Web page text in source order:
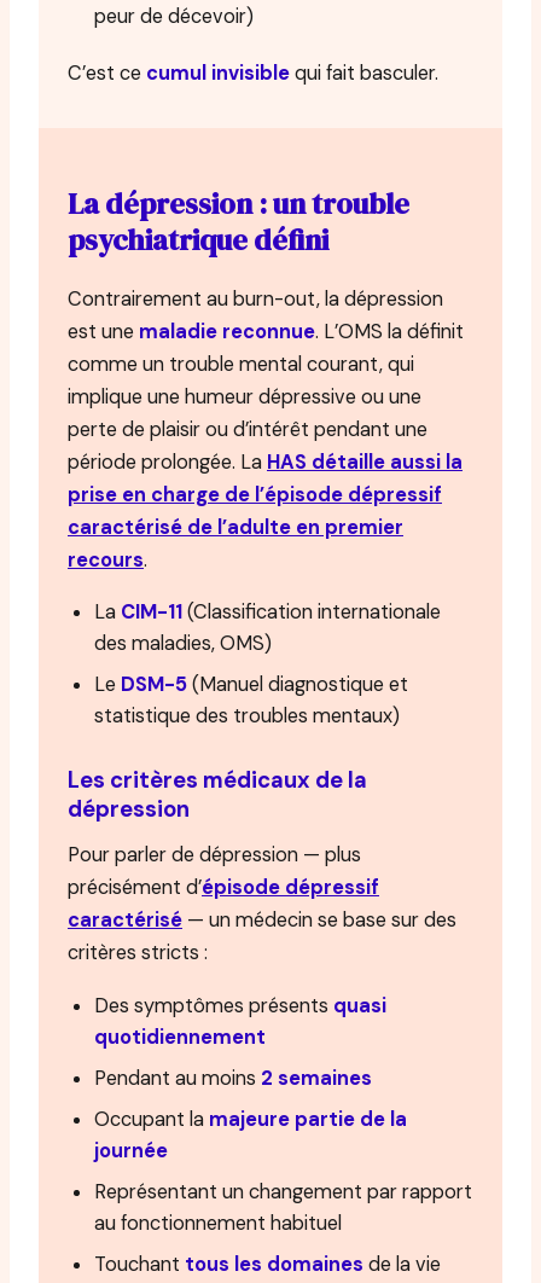
peur de décevoir)
C’est ce cumul invisiblequi fait basculer.
La dépression : un trouble
psychiatrique défini
Contrairement au burn-out, la dépression
est une maladie reconnue. L’OMS la définit
comme un trouble mental courant, qui
implique une humeur dépressive ou une
perte de plaisir ou d’intérêt pendant une
période prolongée. La HAS détaille aussi la
prise en charge de l’épisode dépressif
caractérisé de l’adulte en premier
recours.
La CIM-11(Classification internationale
des maladies, OMS)
Le DSM-5(Manuel diagnostique et
statistique des troubles mentaux)
Les critères médicaux de la
dépression
Pour parler de dépression — plus
précisément d’épisode dépressif
caractérisé — un médecin se base sur des
critères stricts :
Des symptômes présents quasi
quotidiennement
Pendant au moins 2 semaines
Occupant la majeure partie de la
journée
Représentant un changement par rapport
au fonctionnement habituel
Touchant tous les domaines de la vie